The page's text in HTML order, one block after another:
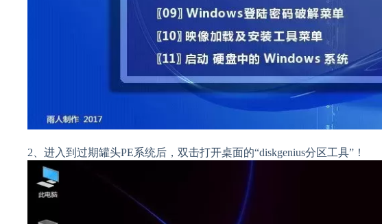
2、进入到过期罐头PE系统后，双击打开桌面的“diskgenius分区工具”！